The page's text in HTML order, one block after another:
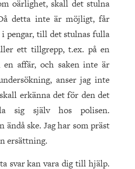
oärlighet, skall det stulna
detta inte är möjligt, får
pengar, till det stulnas fulla
ett tillgrepp, t.ex. på en
en affär, och saken inte är
anser jag inte
erkänna det för den det
sig själv hos polisen.
ändå ske. Jag har som präst
ersättning.
svar kan vara dig till hjälp.